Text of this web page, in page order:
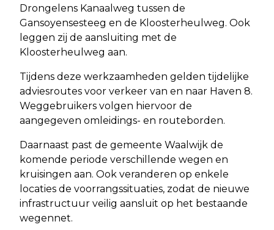
Drongelens Kanaalweg tussen de
Gansoyensesteeg en de Kloosterheulweg. Ook
leggen zij de aansluiting met de
Kloosterheulweg aan.
Tijdens deze werkzaamheden gelden tijdelijke
adviesroutes voor verkeer van en naar Haven 8.
Weggebruikers volgen hiervoor de
aangegeven omleidings- en routeborden.
Daarnaast past de gemeente Waalwijk de
komende periode verschillende wegen en
kruisingen aan. Ook veranderen op enkele
locaties de voorrangssituaties, zodat de nieuwe
infrastructuur veilig aansluit op het bestaande
wegennet.